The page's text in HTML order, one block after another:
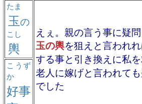
玉
たま
の
輿
こし えぇ。親の言う事に疑
玉の輿を狙えと言われ
する事と引き換えに私
老人に嫁げと言われて
でした
好事
こうず
か